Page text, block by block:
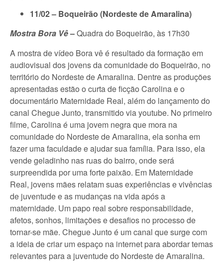
11/02 – Boqueirão (Nordeste de Amaralina)
Mostra Bora Vê–Quadra do Boqueirão, às 17h30
A mostra de vídeo Bora vê é resultado da formação em
audiovisual dos jovens da comunidade do Boqueirão, no
território do Nordeste de Amaralina. Dentre as produções
apresentadas estão o curta de ficção Carolina e o
documentário Maternidade Real, além do lançamento do
canal Chegue Junto, transmitido via youtube. No primeiro
filme, Carolina é uma jovem negra que mora na
comunidade do Nordeste de Amaralina, ela sonha em
fazer uma faculdade e ajudar sua família. Para isso, ela
vende geladinho nas ruas do bairro, onde será
surpreendida por uma forte paixão. Em Maternidade
Real, jovens mães relatam suas experiências e vivências
de juventude e as mudanças na vida após a
maternidade. Um papo real sobre responsabilidade,
afetos, sonhos, limitações e desafios no processo de
tornar-se mãe. Chegue Junto é um canal que surge com
a ideia de criar um espaço na internet para abordar temas
relevantes para a juventude do Nordeste de Amaralina.